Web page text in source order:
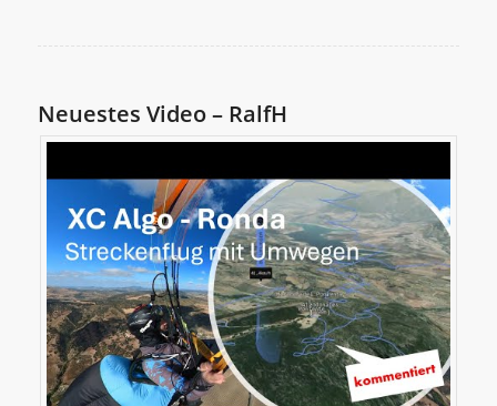
Neuestes Video – RalfH